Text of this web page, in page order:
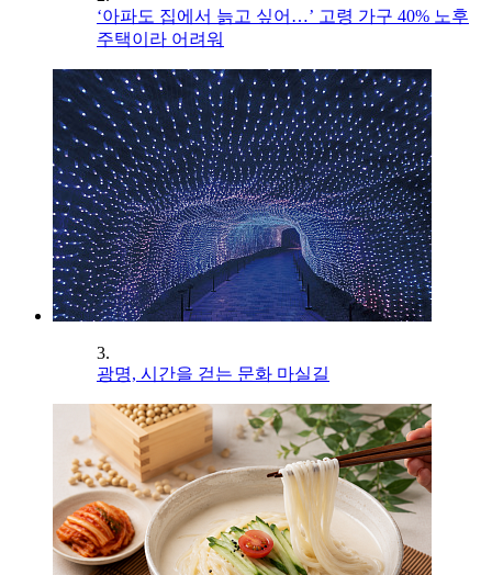
‘아파도 집에서 늙고 싶어…’ 고령 가구 40% 노후
주택이라 어려워
3.
광명, 시간을 걷는 문화 마실길